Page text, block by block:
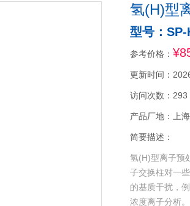
氢(H)型
型号：
参考价格：
更新时间：
访问次数：293
产品厂地：上
简要描述：
氢(H)型离子预
子交换柱对一
的基质干扰，
浓度离子分析。